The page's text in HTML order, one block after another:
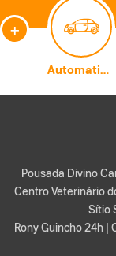
+
Automatização Comercial
Pousada Divino
Sítio